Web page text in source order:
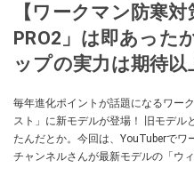
【ワークマン防寒
PRO2」は即あった
ップの実力は期待以
毎年進化ポイントが話題になるワー
スト」に新モデルが登場！ 旧モデル
たんだとか。今回は、YouTuberで
チャンネルさんが最新モデルの「ウ
トPRO2」の使用感レビューを紹介